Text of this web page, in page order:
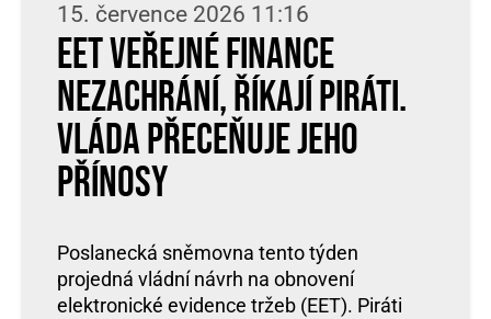
15. července 2026 11:16
EET veřejné finance
nezachrání, říkají Piráti.
Vláda přeceňuje jeho
přínosy
Poslanecká sněmovna tento týden
projedná vládní návrh na obnovení
elektronické evidence tržeb (EET). Piráti